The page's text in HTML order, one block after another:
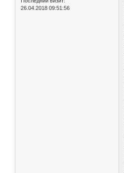
26.04.2018 09:51:56